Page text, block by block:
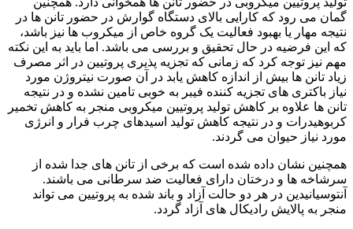
گمان می رود که کارایی بالای دستگاه گوارش در حضور تانن ها در
نتیجه مهار یا بهبود فعالیت یک گروه خاص از میکروب ها نیز باشد،
که این فرضیه در حال تحقیق و بررسی می باشد. اما باید به این نکته
مهم نیز توجه کرد که زمانی که تجزیه پذیری پروتیین در اثر مصرف
زیاد تانن ها بیش از اندازه کاهش یابد در آن صورت نیتروژن مورد
نیاز باکتری های تجزیه کننده فیبر به خوبی تامین نشده و در نتیجه
تانن ها علاوه بر کاهش تولید پروتیین میکروبی منجر به کاهش تخمیر
کربوهیدرات و در نتیجه کاهش تولید اسیدهای چرب فرار و انرژی
مورد نیاز حیوان می گردند.
همچنین نشان داده شده است که برخی از تانن های جدا شده از
سرشاخه ها و درختان دارای فعالیت ضد سرطانی می باشند.
آنتوسیانیدین در هر دو حالت آزاد و باند شده به پروتیین می تواند
منجر به پالایش رادیکال های آزاد گردد.